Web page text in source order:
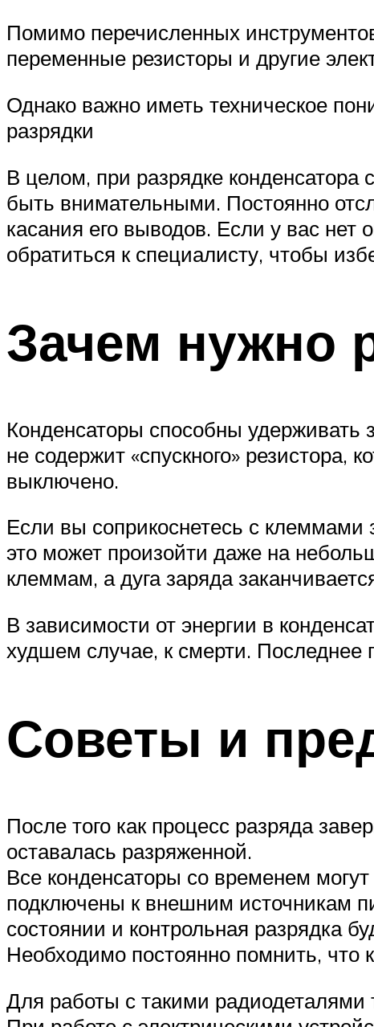
Помимо перечисленных
переменные резисторы и другие
Однако важно иметь техническое
разрядки
В целом, при разрядке
быть внимательными. Постоянно
касания его выводов. Если у вас нет
обратиться к специалисту, чтобы
Зачем нужно
Конденсаторы способны удерживать
не содержит «спускного» резистора,
выключено.
Если вы соприкоснетесь с клеммами
это может произойти даже на
клеммам, а дуга заряда
В зависимости от энергии в
худшем случае, к смерти. Последнее
Советы и
После того как процесс разряда
оставалась разряженной.
Все конденсаторы со временем
подключены к внешним источникам
состоянии и контрольная разрядка
Необходимо постоянно помнить, что
Для работы с такими